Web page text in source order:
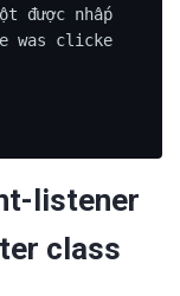
được nhấp
listener
class